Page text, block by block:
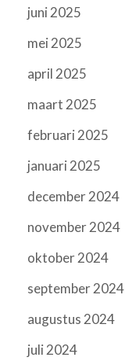
juni 2025
mei 2025
april 2025
maart 2025
februari 2025
januari 2025
december 2024
november 2024
oktober 2024
september 2024
augustus 2024
juli 2024